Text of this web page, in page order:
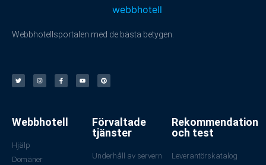
Webbhotellsportalen med de bästa betygen.
Webbhotell
Hjälp
Domäner
Förvaltade
tjänster
Underhåll av servern
Rekommendation
och test
Leverantörskatalog